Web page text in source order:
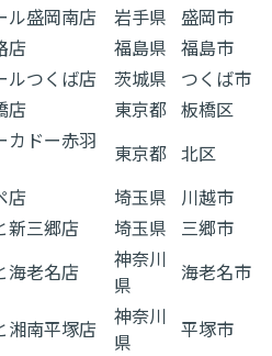
ル盛岡南店
岩手県
盛岡市
店
福島県 福島市
ルつくば店
茨城県
つくば市
店
東京都 板橋区
カドー赤羽
東京都 北区
店
埼玉県
川越市
新三郷店
埼玉県
三郷市
海老名店
神奈川
県
海老名市
湘南平塚店
神奈川
県
平塚市